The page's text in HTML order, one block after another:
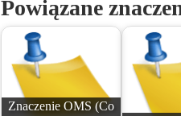
Powiązane
Znaczenie OMS (Co